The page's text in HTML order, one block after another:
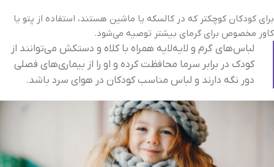
برای کودکان کوچکتر که در کالسکه یا ماشین‌ هستند، استفاده از پتو یا
کاور مخصوص برای گرمای بیشتر توصیه می‌شود.
لباس‌های گرم و لایه‌لایه همراه با کلاه و دستکش می‌توانند از
کودک در برابر سرما محافظت کرده و او را از بیماری‌های فصلی
دور نگه دارند و لباس مناسب کودکان در هوای سرد باشد.